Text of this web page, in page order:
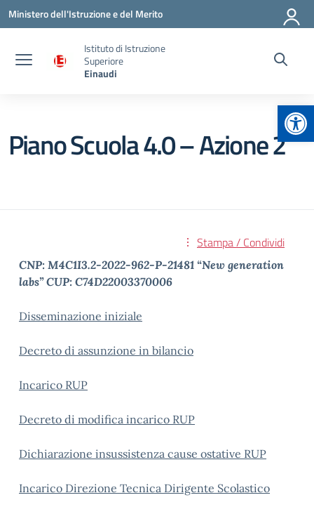
Vai ai contenuti
Vai al menu di navigazione
Vai al footer
Ministero dell'Istruzione e del Merito
Istituto di Istruzione
Superiore
Einaudi
Piano Scuola 4.0 – Azione 2
Stampa / Condividi
CNP: M4C1I3.2-2022-962-P-21481 “New generation
labs” CUP: C74D22003370006
Disseminazione iniziale
Decreto di assunzione in bilancio
Incarico RUP
Decreto di modifica incarico RUP
Dichiarazione insussistenza cause ostative RUP
Incarico Direzione Tecnica Dirigente Scolastico